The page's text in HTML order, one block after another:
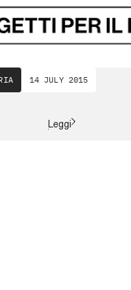
14 JULY 2015
Leggi